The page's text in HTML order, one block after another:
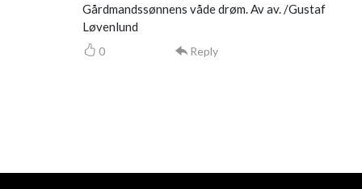
Gårdmandssønnens våde drøm. Av av. /Gustaf
Løvenlund
0 Reply